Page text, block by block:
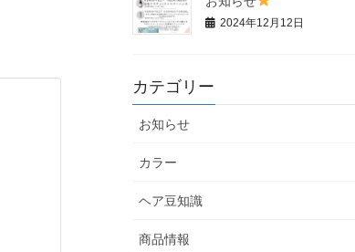
2024年12月12日
カテゴリー
お知らせ
カラー
ヘア豆知識
商品情報